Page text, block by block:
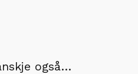
også…